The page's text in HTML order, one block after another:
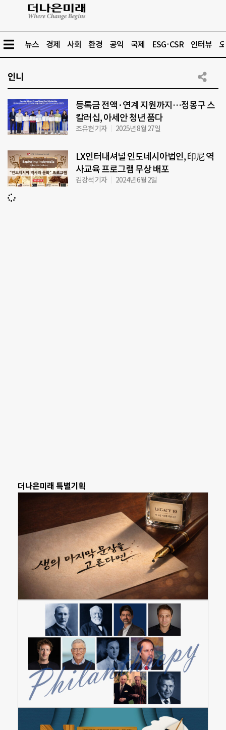
뉴스 경제 사회 환경 공익 국제 ESG·CSR 인터뷰
인니
등록금 전액·연계 지원까지…정몽구 스
칼러십, 아세안 청년 품다
조유현 기자 2025년 8월 27일
LX인터내셔널 인도네시아법인, 印尼 역
사교육 프로그램 무상 배포
김강석 기자 2024년 6월 2일
더나은미래 특별기획